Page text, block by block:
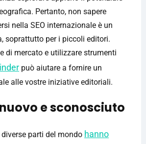
Pertanto, non sapere
nella SEO internazionale è un
soprattutto per i piccoli editori.
di mercato e utilizzare strumenti
può aiutare a fornire un
alle vostre iniziative editoriali.
e sconosciuto
parti del mondo hanno